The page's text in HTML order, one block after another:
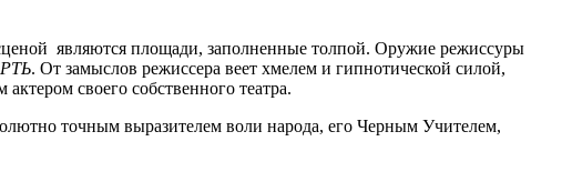
являются площади, заполненные толпой. Оружие режиссуры
. От замыслов режиссера веет хмелем и гипнотической силой,
своего собственного театра.
точным выразителем воли народа, его Черным Учителем,